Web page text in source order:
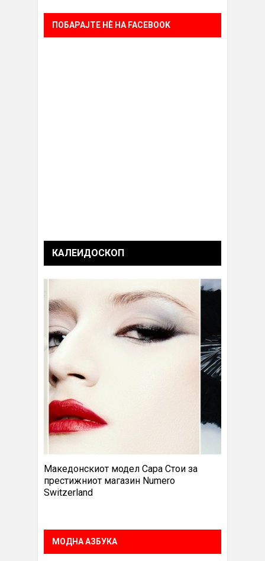
ПОБАРАЈТЕ НÈ НА FACEBOOK
КАЛЕИДОСКОП
Македонскиот модел Сара Стои за
престижниот магазин Numero
Switzerland
МОДНА АЗБУКА